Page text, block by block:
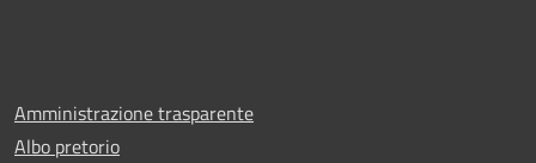
Amministrazione trasparente
Albo pretorio